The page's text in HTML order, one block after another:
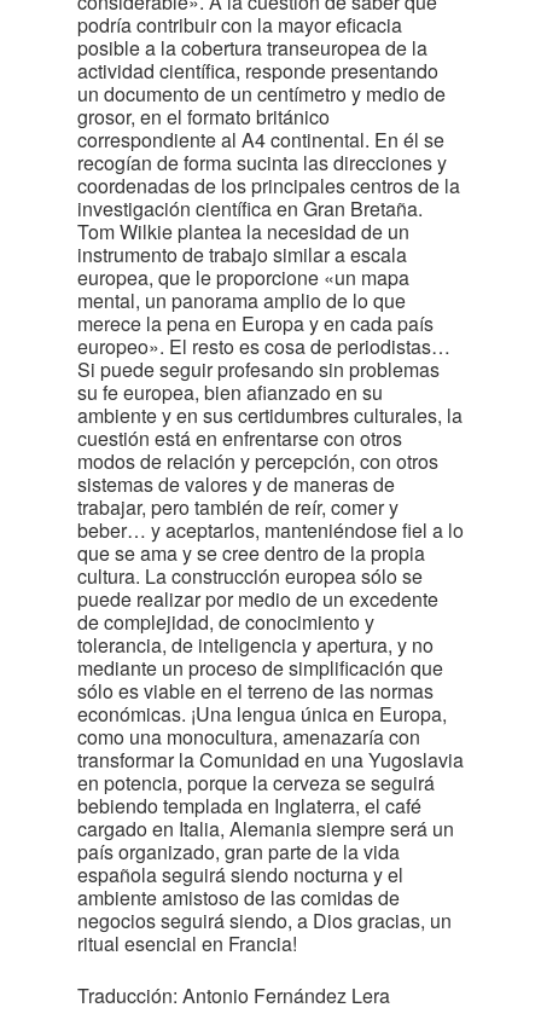
podría contribuir con la mayor eficacia
posible a la cobertura transeuropea de la
actividad científica, responde presentando
un documento de un centímetro y medio de
grosor, en el formato británico
correspondiente al A4 continental. En él se
recogían de forma sucinta las direcciones y
coordenadas de los principales centros de la
investigación científica en Gran Bretaña.
Tom Wilkie plantea la necesidad de un
instrumento de trabajo similar a escala
europea, que le proporcione «un mapa
mental, un panorama amplio de lo que
merece la pena en Europa y en cada país
europeo». El resto es cosa de periodistas…
Si puede seguir profesando sin problemas
su fe europea, bien afianzado en su
ambiente y en sus certidumbres culturales, la
cuestión está en enfrentarse con otros
modos de relación y percepción, con otros
sistemas de valores y de maneras de
trabajar, pero también de reír, comer y
beber… y aceptarlos, manteniéndose fiel a lo
que se ama y se cree dentro de la propia
cultura. La construcción europea sólo se
puede realizar por medio de un excedente
de complejidad, de conocimiento y
tolerancia, de inteligencia y apertura, y no
mediante un proceso de simplificación que
sólo es viable en el terreno de las normas
económicas. ¡Una lengua única en Europa,
como una monocultura, amenazaría con
transformar la Comunidad en una Yugoslavia
en potencia, porque la cerveza se seguirá
bebiendo templada en Inglaterra, el café
cargado en Italia, Alemania siempre será un
país organizado, gran parte de la vida
española seguirá siendo nocturna y el
ambiente amistoso de las comidas de
negocios seguirá siendo, a Dios gracias, un
ritual esencial en Francia!
Traducción: Antonio Fernández Lera